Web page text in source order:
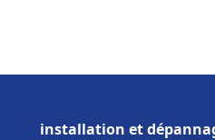
installation et